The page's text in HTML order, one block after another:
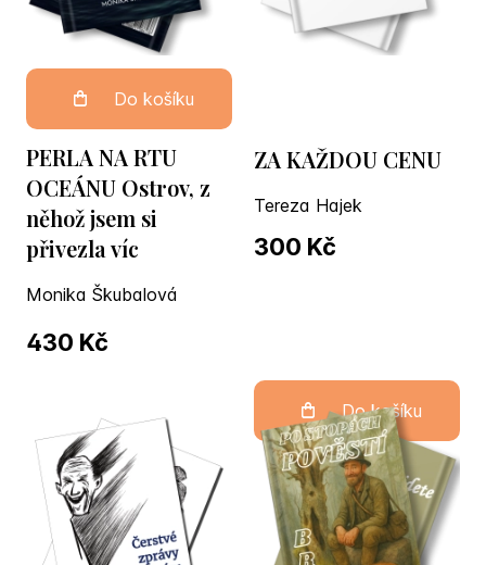
ZA KAŽDOU CENU
Tereza Hajek
300 Kč
Do košíku
PERLA NA RTU
OCEÁNU Ostrov, z
něhož jsem si
přivezla víc
Monika Škubalová
430 Kč
Do košíku